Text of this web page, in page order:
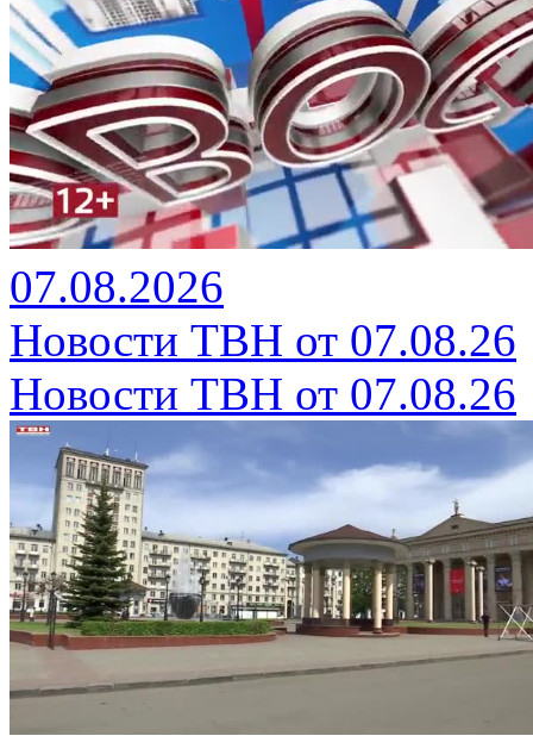
07.08.2026
Новости ТВН от 07.08.26
Новости ТВН от 07.08.26